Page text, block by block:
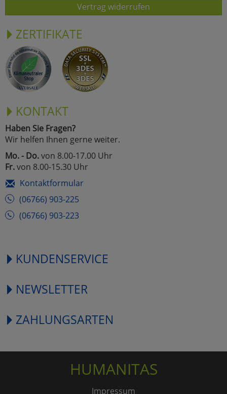
Vertrag widerrufen
ZERTIFIKATE
KONTAKT
Haben Sie Fragen?
Wir helfen Ihnen gerne weiter.
Mo. - Do.von 8.00-17.00 Uhr
Fr.von 8.00-15.30 Uhr
Kontaktformular
(06766) 903-225
(06766) 903-223
KUNDENSERVICE
NEWSLETTER
ZAHLUNGSARTEN
HUMANITAS
Impressum